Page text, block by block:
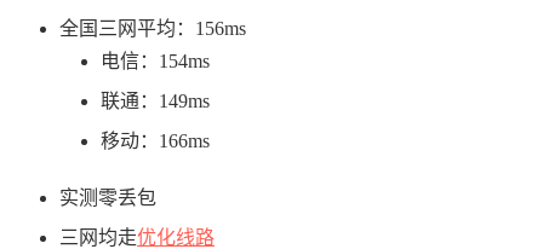
全国三网平均：156ms
电信：154ms
联通：149ms
移动：166ms
实测零丢包
三网均走优化线路